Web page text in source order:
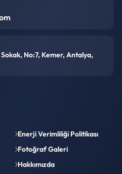
No:7, Kemer, Antalya,
Enerji Verimliliği Politikası
Fotoğraf Galeri
Hakkımızda